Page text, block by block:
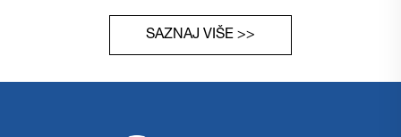
SAZNAJ VIŠE >>